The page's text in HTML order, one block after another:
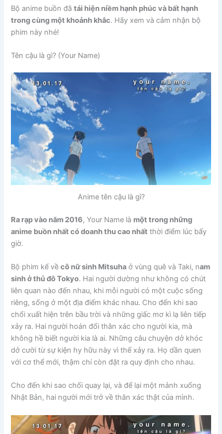
Bộ anime buồn đãtái hiện niềm hạnh phúc và bất hạnh
trong cùng một khoảnh khắc. Hãy xem và cảm nhận bộ
phim này nhé!
Tên cậu là gì? (Your Name)
Anime tên cậu là gì?
Ra rạp vào năm 2016, Your Name là một trong những
anime buồn nhất có doanh thu cao nhất thời điểm lúc bấy
giờ.
Bộ phim kể vềcô nữ sinh Mitsuha ở vùng quê và Taki, nam
sinh ở thủ đô Tokyo. Hai người dường như không có chút
liên quan nào đến nhau, khi mỗi người có một cuộc sống
riêng, sống ở một địa điểm khác nhau. Cho đến khi sao
chổi xuất hiện trên bầu trời và những giấc mơ kì lạ liên tiếp
xảy ra. Hai người hoán đổi thân xác cho người kia, mà
không hề biết người kia là ai. Những câu chuyện dở khóc
dở cười từ sự kiện hy hữu này vì thế xảy ra. Họ dần quen
với cơ thể mới, thậm chí còn đặt ra quy định cho nhau.
Cho đến khi sao chổi quay lại, và để lại một mảnh xuống
Nhật Bản, hai người mới trở về thân xác thật của mình.